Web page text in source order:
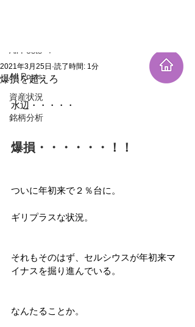
All Posts
資産状況
銘柄分析
All Posts
爆損を超えろ
2021年3月25日 読了時間: 1分
水辺・・・・・
爆損・・・・・・！！
ついに年初来で２％台に。
ギリプラスな状況。
それもそのはず、セルシウスが年初来マ
イナスを掘り進んでいる。
なんたることか。